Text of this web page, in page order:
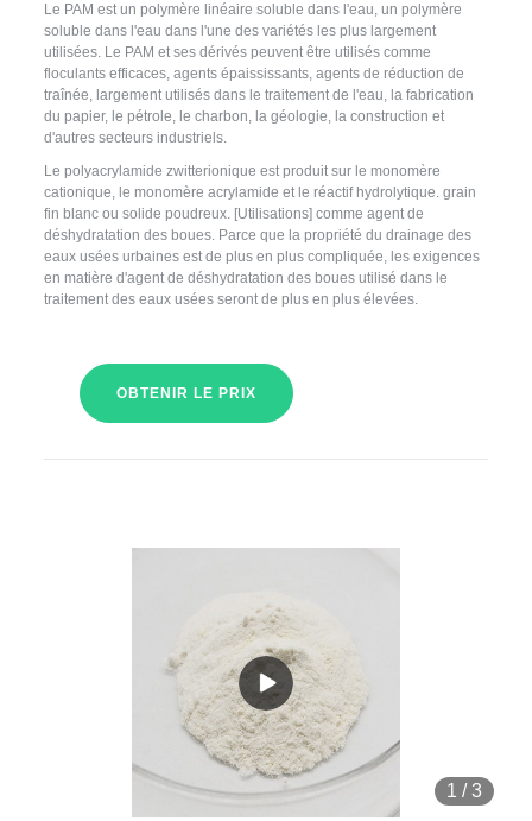
Le PAM est un polymère linéaire soluble dans l'eau, un polymère
soluble dans l'eau dans l'une des variétés les plus largement
utilisées. Le PAM et ses dérivés peuvent être utilisés comme
floculants efficaces, agents épaississants, agents de réduction de
traînée, largement utilisés dans le traitement de l'eau, la fabrication
du papier, le pétrole, le charbon, la géologie, la construction et
d'autres secteurs industriels.
Le polyacrylamide zwitterionique est produit sur le monomère
cationique, le monomère acrylamide et le réactif hydrolytique. grain
fin blanc ou solide poudreux. [Utilisations] comme agent de
déshydratation des boues. Parce que la propriété du drainage des
eaux usées urbaines est de plus en plus compliquée, les exigences
en matière d'agent de déshydratation des boues utilisé dans le
traitement des eaux usées seront de plus en plus élevées.
OBTENIR LE PRIX
1 /3